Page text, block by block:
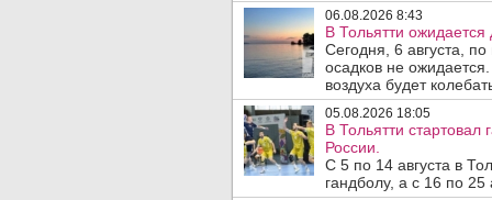
06.08.2026 8:43
В Тольятти ожидается
Сегодня, 6 августа,
осадков не
воздуха будет
05.08.2026 18:05
В Тольятти
России.
С 5 по 14 августа в
гандболу, а с 16 по